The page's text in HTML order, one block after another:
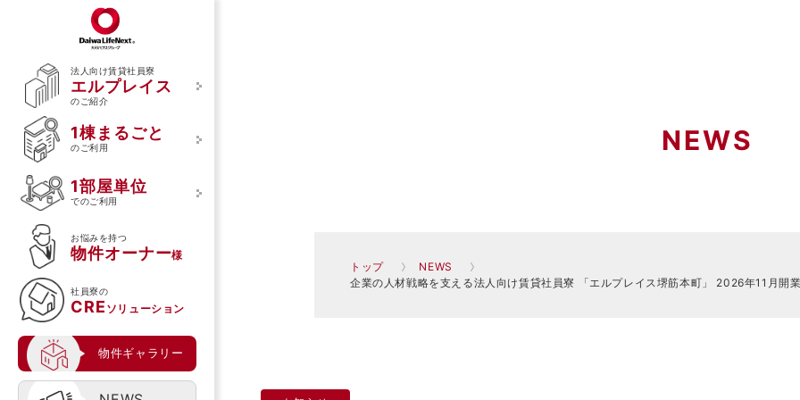
法人向け賃貸社員寮
エルプレイス
のご紹介
1棟まるごと
のご利用
1部屋単位
でのご利用
お悩みを持つ
物件オーナー様
社員寮の
CRE ソリューション
物件ギャラリー
エルプレイスについて
エルプレイスのご紹介
ご利用のメリット
館内の特徴
食事サービスの特徴
導入事例
入居者様の声
1棟まるごとのご利用
ご利用の流れ
1部屋単位でのご利用
ご利用の流れ
NEWS
トップ
NEWS
企業の人材戦略を支える法人向け賃貸社員寮 「エルプレイス堺筋本町」 2026年11月開